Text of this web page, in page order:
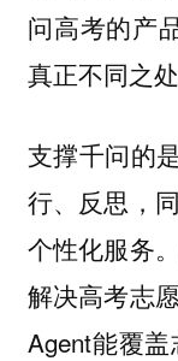
问高考的产
真正不同之
支撑千问的
行、反思，
个性化服务
解决高考志
Agent能覆